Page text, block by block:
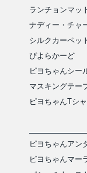
ランチョンマッ
ナディー・チャ
シルクカーペッ
ぴよらかーど
ピヨちゃんシー
マスキングテー
ピヨちゃんTシ
ピヨちゃんアン
ピヨちゃんマー